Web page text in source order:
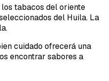
tabacos del oriente
del Huila. La
cuidado ofrecerá una
encontrar sabores a